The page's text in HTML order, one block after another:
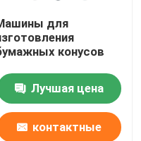
для
конусов
Лучшая цена
контактные